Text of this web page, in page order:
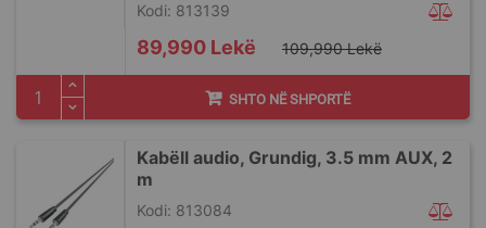
Special
Price
89,990 Lekë 109,990 Lekë
Kodi: 813139
SHTO NË SHPORTË
Kabëll audio, Grundig, 3.5 mm AUX, 2
m
Kodi: 813084